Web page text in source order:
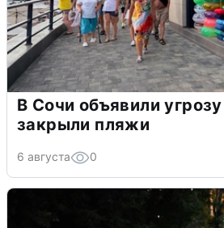
В Сочи объявили
закрыли пляжи
6 августа 0